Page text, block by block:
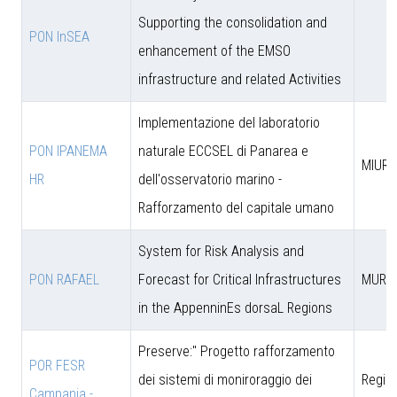
PON InSEA
Supporting the consolidation and
enhancement of the EMSO
infrastructure and related Activities
PON IPANEMA
HR
Implementazione del laboratorio
naturale ECCSEL di Panarea e
dell'osservatorio marino -
Rafforzamento del capitale umano
MIUR
PON RAFAEL
System for Risk Analysis and
Forecast for Critical Infrastructures
in the AppenninEs dorsaL Regions
MUR
POR FESR
Campania -
Preserve:" Progetto rafforzamento
dei sistemi di moniroraggio dei